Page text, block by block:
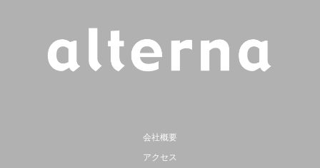
会社概要
アクセス